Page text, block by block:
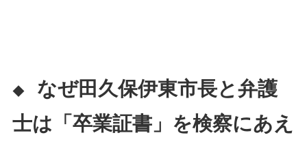
◆ なぜ田久保伊東市長と弁護
士は「卒業証書」を検察にあえ